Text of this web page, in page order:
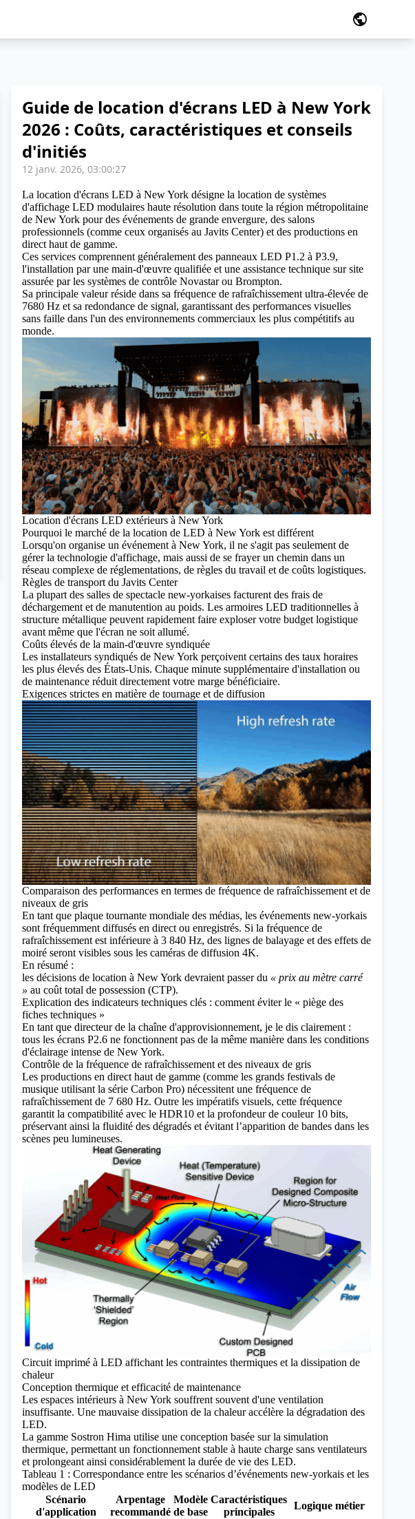
public
Guide de location d'écrans LED à New York
2026 : Coûts, caractéristiques et conseils
d'initiés
12 janv. 2026, 03:00:27
La location d'écrans LED à New York désigne la location de systèmes
d'affichage LED modulaires haute résolution dans toute la région métropolitaine
de New York pour des événements de grande envergure, des salons
professionnels (comme ceux organisés au Javits Center) et des productions en
direct haut de gamme.
Ces services comprennent généralement des panneaux LED P1.2 à P3.9,
l'installation par une main-d'œuvre qualifiée et une assistance technique sur site
assurée par les systèmes de contrôle Novastar ou Brompton.
Sa principale valeur réside dans sa fréquence de rafraîchissement ultra-élevée de
7680 Hz et sa redondance de signal, garantissant des performances visuelles
sans faille dans l'un des environnements commerciaux les plus compétitifs au
monde.
Location d'écrans LED extérieurs à New York
Pourquoi le marché de la location de LED à New York est différent
Lorsqu'on organise un événement à New York, il ne s'agit pas seulement de
gérer la technologie d'affichage, mais aussi de se frayer un chemin dans un
réseau complexe de réglementations, de règles du travail et de coûts logistiques.
Règles de transport du Javits Center
La plupart des salles de spectacle new-yorkaises facturent des frais de
déchargement et de manutention au poids. Les armoires LED traditionnelles à
structure métallique peuvent rapidement faire exploser votre budget logistique
avant même que l'écran ne soit allumé.
Coûts élevés de la main-d'œuvre syndiquée
Les installateurs syndiqués de New York perçoivent certains des taux horaires
les plus élevés des États-Unis. Chaque minute supplémentaire d'installation ou
de maintenance réduit directement votre marge bénéficiaire.
Exigences strictes en matière de tournage et de diffusion
Comparaison des performances en termes de fréquence de rafraîchissement et de
niveaux de gris
En tant que plaque tournante mondiale des médias, les événements new-yorkais
sont fréquemment diffusés en direct ou enregistrés. Si la fréquence de
rafraîchissement est inférieure à 3 840 Hz, des lignes de balayage et des effets de
moiré seront visibles sous les caméras de diffusion 4K.
En résumé :
les décisions de location à New York devraient passer du « prix au mètre carré
» au coût total de possession (CTP).
Explication des indicateurs techniques clés : comment éviter le « piège des
fiches techniques »
En tant que directeur de la chaîne d'approvisionnement, je le dis clairement :
tous les écrans P2.6 ne fonctionnent pas de la même manière dans les conditions
d'éclairage intense de New York.
Contrôle de la fréquence de rafraîchissement et des niveaux de gris
Les productions en direct haut de gamme (comme les grands festivals de
musique utilisant la série Carbon Pro) nécessitent une fréquence de
rafraîchissement de 7 680 Hz. Outre les impératifs visuels, cette fréquence
garantit la compatibilité avec le HDR10 et la profondeur de couleur 10 bits,
préservant ainsi la fluidité des dégradés et évitant l’apparition de bandes dans les
scènes peu lumineuses.
Circuit imprimé à LED affichant les contraintes thermiques et la dissipation de
chaleur
Conception thermique et efficacité de maintenance
Les espaces intérieurs à New York souffrent souvent d'une ventilation
insuffisante. Une mauvaise dissipation de la chaleur accélère la dégradation des
LED.
La gamme Sostron Hima utilise une conception basée sur la simulation
thermique, permettant un fonctionnement stable à haute charge sans ventilateurs
et prolongeant ainsi considérablement la durée de vie des LED.
Tableau 1 : Correspondance entre les scénarios d’événements new-yorkais et les
modèles de LED
Scénario
d'application
Arpentage
recommandé
Modèle
de base
Caractéristiques
principales
Logique métier